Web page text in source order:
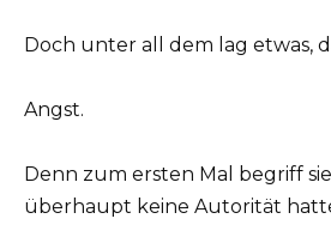
Doch unter all dem lag etwas,
Angst.
Denn zum ersten Mal begriff
überhaupt keine Autorität